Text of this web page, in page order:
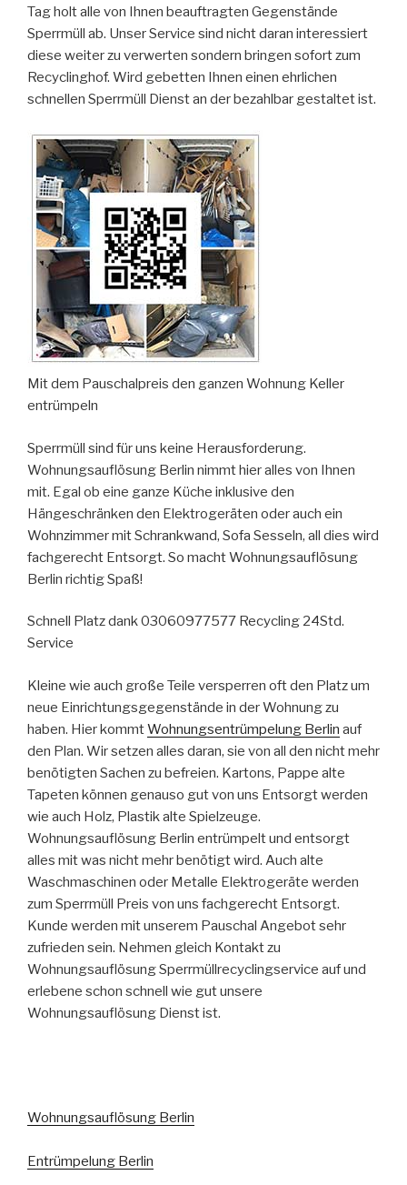
Tag holt alle von Ihnen beauftragten Gegenstände
Sperrmüll ab. Unser Service sind nicht daran interessiert
diese weiter zu verwerten sondern bringen sofort zum
Recyclinghof. Wird gebetten Ihnen einen ehrlichen
schnellen Sperrmüll Dienst an der bezahlbar gestaltet ist.
Mit dem Pauschalpreis den ganzen Wohnung Keller
entrümpeln
Sperrmüll sind für uns keine Herausforderung.
Wohnungsauflösung Berlin nimmt hier alles von Ihnen
mit. Egal ob eine ganze Küche inklusive den
Hängeschränken den Elektrogeräten oder auch ein
Wohnzimmer mit Schrankwand, Sofa Sesseln, all dies wird
fachgerecht Entsorgt. So macht Wohnungsauflösung
Berlin richtig Spaß!
Schnell Platz dank 03060977577 Recycling 24Std.
Service
Kleine wie auch große Teile versperren oft den Platz um
neue Einrichtungsgegenstände in der Wohnung zu
haben. Hier kommtWohnungsentrümpelung Berlin auf
den Plan. Wir setzen alles daran, sie von all den nicht mehr
benötigten Sachen zu befreien. Kartons, Pappe alte
Tapeten können genauso gut von uns Entsorgt werden
wie auch Holz, Plastik alte Spielzeuge.
Wohnungsauflösung Berlin entrümpelt und entsorgt
alles mit was nicht mehr benötigt wird. Auch alte
Waschmaschinen oder Metalle Elektrogeräte werden
zum Sperrmüll Preis von uns fachgerecht Entsorgt.
Kunde werden mit unserem Pauschal Angebot sehr
zufrieden sein. Nehmen gleich Kontakt zu
Wohnungsauflösung Sperrmüllrecyclingservice auf und
erlebene schon schnell wie gut unsere
Wohnungsauflösung Dienst ist.
Wohnungsauflösung Berlin
Entrümpelung Berlin